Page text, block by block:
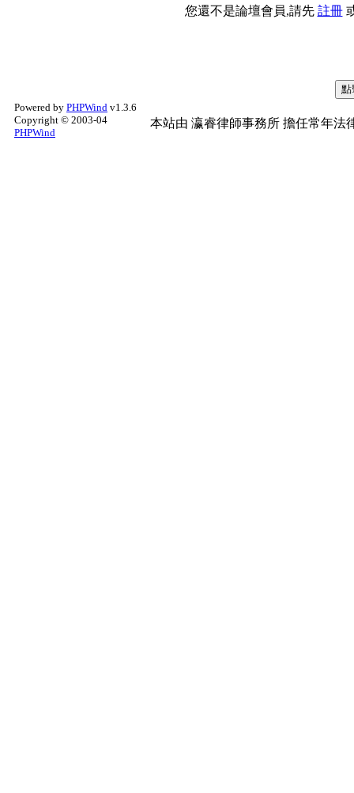
您還不是論壇會員,請先 註冊
Powered by PHPWind v1.3.6
Copyright © 2003-04
PHPWind
本站由 瀛睿律師事務所 擔任常年法